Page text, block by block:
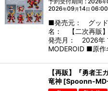
年
2026年09月14日 06:00
■発売元： グッド
名： 【二次再販
発売月： 2026年
MODEROID ■原
【再販】『勇者王
竜神 [Spoonn-